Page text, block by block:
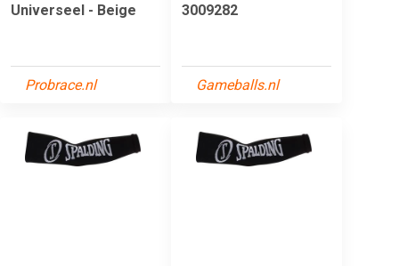
Universeel - Beige
Probrace.nl
3009282
Gameballs.nl